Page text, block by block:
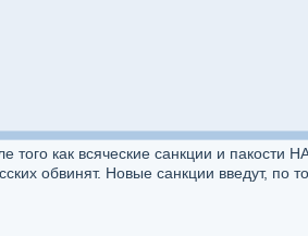
того как всяческие санкции и пакости
обвинят. Новые санкции введут, по